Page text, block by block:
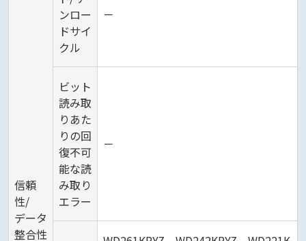
信頼
性/
データ
整合性
ンロー
ドサイ
クル
－
ビット
読み取
りあた
りの回
復不可
能な読
み取り
エラー
－